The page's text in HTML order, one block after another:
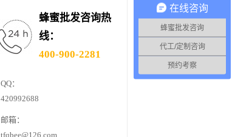
蜂蜜批发咨询热
线：
400-900-2281
QQ：
420992688
邮箱：
tfqbee@126.com
在线咨询
蜂蜜批发咨询
代工/定制咨询
预约考察